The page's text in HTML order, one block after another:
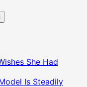
She Had
Is Steadily